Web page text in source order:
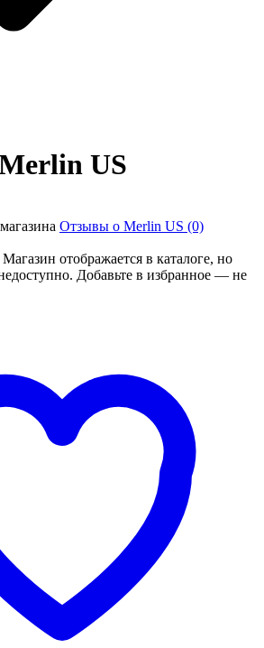
US
Отзывы о Merlin US (0)
Магазин отображается в каталоге, но
Добавьте в избранное — не